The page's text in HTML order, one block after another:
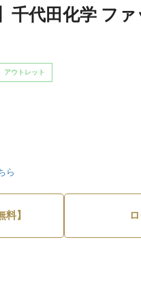
千代田化学 フ
アウトレット
ら
】